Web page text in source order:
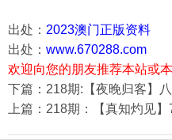
出处： 2023澳门正版资料
出处： www.670288.com
欢迎向您的朋友推荐本站或
下篇：218期:【夜晚归客】
上篇：218期：【真知灼见